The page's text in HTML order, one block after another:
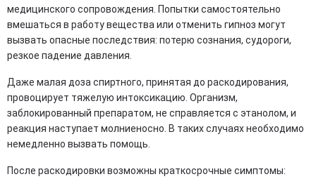
медицинского сопровождения. Попытки самостоятельно
вмешаться в работу вещества или отменить гипноз могут
вызвать опасные последствия: потерю сознания, судороги,
резкое падение давления.
Даже малая доза спиртного, принятая до раскодирования,
провоцирует тяжелую интоксикацию. Организм,
заблокированный препаратом, не справляется с этанолом, и
реакция наступает молниеносно. В таких случаях необходимо
немедленно вызвать помощь.
После раскодировки возможны краткосрочные симптомы: